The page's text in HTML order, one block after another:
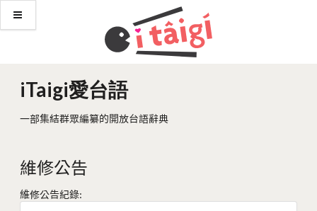
iTaigi愛台語
一部集結群眾編纂的開放台語辭典
維修公告
維修公告紀錄: